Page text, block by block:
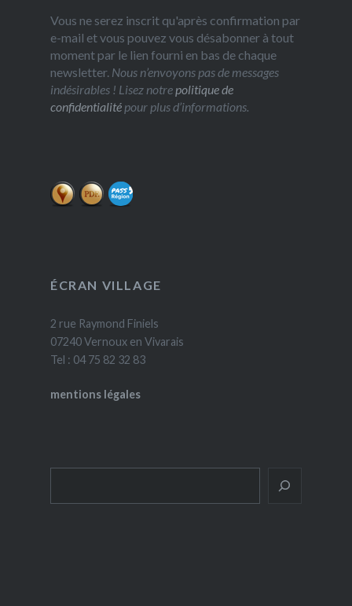
Vous ne serez inscrit qu'après confirmation par
e-mail et vous pouvez vous désabonner à tout
moment par le lien fourni en bas de chaque
newsletter. Nous n’envoyons pas de messages
indésirables ! Lisez notrepolitique de
confidentialitépour plus d’informations.
ÉCRAN VILLAGE
2 rue Raymond Finiels
07240 Vernoux en Vivarais
Tel : 04 75 82 32 83
mentions légales